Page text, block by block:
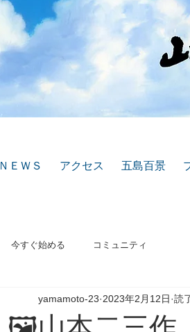
ＮＥＷＳ アクセス 五島百景
今すぐ始める コミュニティ
yamamoto-23 2023年2月12日 読